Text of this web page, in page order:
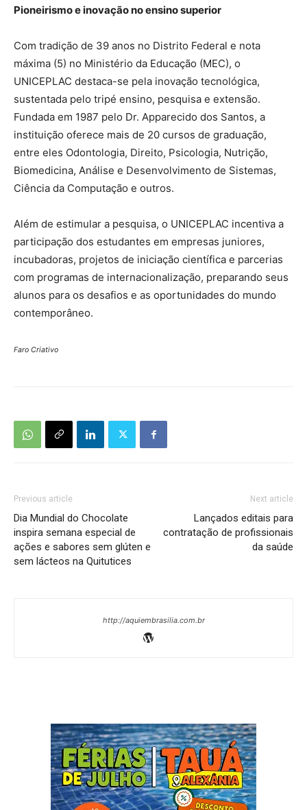
Pioneirismo e inovação no ensino superior
Com tradição de 39 anos no Distrito Federal e nota
máxima (5) no Ministério da Educação (MEC), o
UNICEPLAC destaca-se pela inovação tecnológica,
sustentada pelo tripé ensino, pesquisa e extensão.
Fundada em 1987 pelo Dr. Apparecido dos Santos, a
instituição oferece mais de 20 cursos de graduação,
entre eles Odontologia, Direito, Psicologia, Nutrição,
Biomedicina, Análise e Desenvolvimento de Sistemas,
Ciência da Computação e outros.
Além de estimular a pesquisa, o UNICEPLAC incentiva a
participação dos estudantes em empresas juniores,
incubadoras, projetos de iniciação científica e parcerias
com programas de internacionalização, preparando seus
alunos para os desafios e as oportunidades do mundo
contemporâneo.
Faro Criativo
Previous article
Dia Mundial do Chocolate
inspira semana especial de
ações e sabores sem glúten e
sem lácteos na Quitutices
Next article
Lançados editais para
contratação de profissionais
da saúde
http://aquiembrasilia.com.br